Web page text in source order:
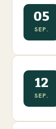
05
SEP.
12
SEP.